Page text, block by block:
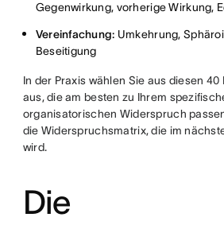
Gegenwirkung, vorherige Wirkung,
Vereinfachung: Umkehrung,
Beseitigung
In der Praxis wählen Sie aus diesen
aus, die am besten zu Ihrem
organisatorischen Widerspruch
die Widerspruchsmatrix, die im
wird.
Die